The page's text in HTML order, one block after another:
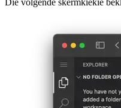
meld aan via die